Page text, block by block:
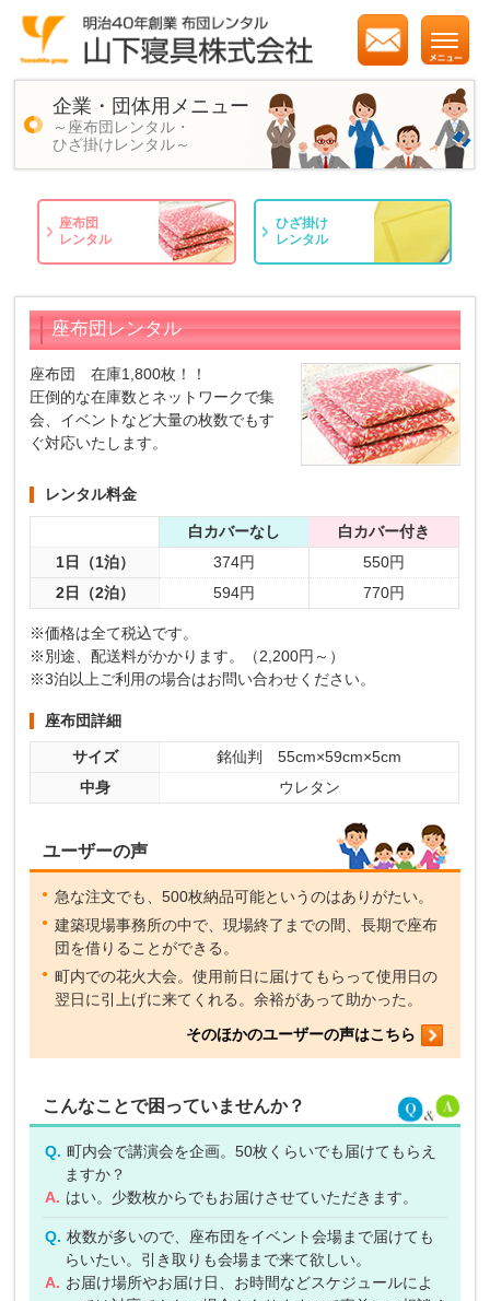
企業・団体用メニュー
～座布団レンタル・
ひざ掛けレンタル～
座布団
レンタル
ひざ掛け
レンタル
座布団レンタル
座布団 在庫1,800枚！！
圧倒的な在庫数とネットワークで集
会、イベントなど大量の枚数でもす
ぐ対応いたします。
レンタル料金
白カバーなし
白カバー付き
1日（1泊）
374円
550円
2日（2泊）
594円 770円
※価格は全て税込です。
※別途、配送料がかかります。（2,200円～）
※3泊以上ご利用の場合はお問い合わせください。
座布団詳細
サイズ
銘仙判 55cm×59cm×5cm
中身
ウレタン
ユーザーの声
急な注文でも、500枚納品可能というのはありがたい。
建築現場事務所の中で、現場終了までの間、長期で座布
団を借りることができる。
町内での花火大会。使用前日に届けてもらって使用日の
翌日に引上げに来てくれる。余裕があって助かった。
そのほかのユーザーの声はこちら
こんなことで困っていませんか？
Q. 町内会で講演会を企画。50枚くらいでも届けてもらえ
ますか？
A. はい。少数枚からでもお届けさせていただきます。
Q. 枚数が多いので、座布団をイベント会場まで届けても
らいたい。引き取りも会場まで来て欲しい。
A. お届け場所やお届け日、お時間などスケジュールによ